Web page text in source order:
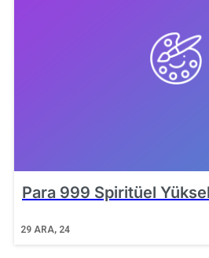
Para 999 Spiritüel
29 ARA, 24